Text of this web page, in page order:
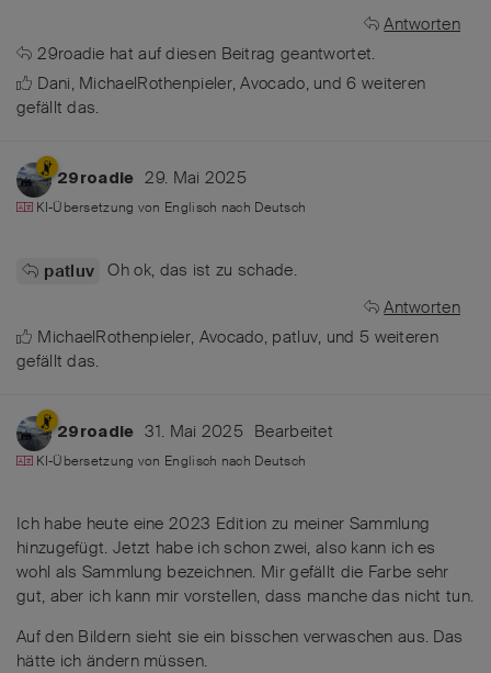
Antworten
29roadie hat auf diesen Beitrag geantwortet.
Dani, MichaelRothenpieler,Avocado, und6 weiteren
gefällt das.
29roadie 29. Mai 2025
KI-Übersetzung von Englisch nach Deutsch
patluv Oh ok, das ist zu schade.
Antworten
MichaelRothenpieler, Avocado, patluv, und 5 weiteren
gefällt das.
29roadie 31. Mai 2025 Bearbeitet
KI-Übersetzung von Englisch nach Deutsch
Ich habe heute eine 2023 Edition zu meiner Sammlung
hinzugefügt. Jetzt habe ich schon zwei, also kann ich es
wohl als Sammlung bezeichnen. Mir gefällt die Farbe sehr
gut, aber ich kann mir vorstellen, dass manche das nicht tun.
Auf den Bildern sieht sie ein bisschen verwaschen aus. Das
hätte ich ändern müssen.